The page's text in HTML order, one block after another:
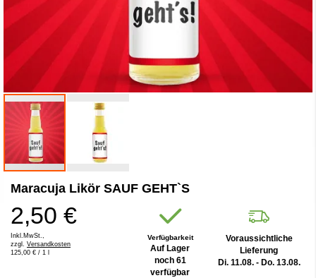
Anfang
Bildergalerie
springen
Maracuja Likör SAUF GEHT`S
2,50 €
Inkl.MwSt.,
zzgl. Versandkosten
125,00 € / 1 l
Verfügbarkeit
Auf Lager
noch 61
verfügbar
Voraussichtliche
Lieferung
Di. 11.08. - Do. 13.08.